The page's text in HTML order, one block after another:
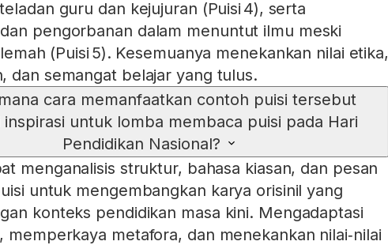
guru dan kejujuran (Puisi 4), serta
pengorbanan dalam menuntut ilmu meski
(Puisi 5). Kesemuanya menekankan nilai etika,
dan semangat belajar yang tulus.
cara memanfaatkan contoh puisi tersebut
inspirasi untuk lomba membaca puisi pada Hari
Pendidikan Nasional?
menganalisis struktur, bahasa kiasan, dan pesan
untuk mengembangkan karya orisinil yang
konteks pendidikan masa kini. Mengadaptasi
memperkaya metafora, dan menekankan nilai‑nilai